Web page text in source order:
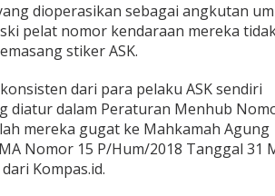
dioperasikan sebagai angkutan
pelat nomor kendaraan mereka
stiker ASK.
dari para pelaku ASK sendiri
diatur dalam Peraturan Menhub
mereka gugat ke Mahkamah Agung
Nomor 15 P/Hum/2018 Tanggal 31
Kompas.id.